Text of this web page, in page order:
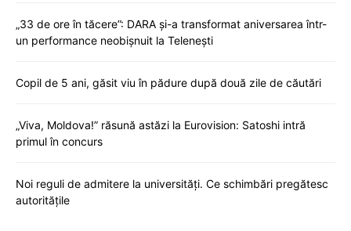
„33 de ore în tăcere”: DARA și-a transformat aniversarea într-
un performance neobișnuit la Telenești
Copil de 5 ani, găsit viu în pădure după două zile de căutări
„Viva, Moldova!” răsună astăzi la Eurovision: Satoshi intră
primul în concurs
Noi reguli de admitere la universități. Ce schimbări pregătesc
autoritățile